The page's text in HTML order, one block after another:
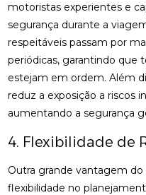
motoristas experientes e
segurança durante a
respeitáveis passam por
periódicas, garantindo que
estejam em ordem. Além
reduz a exposição a riscos
aumentando a segurança
4. Flexibilidade de
Outra grande vantagem do
flexibilidade no